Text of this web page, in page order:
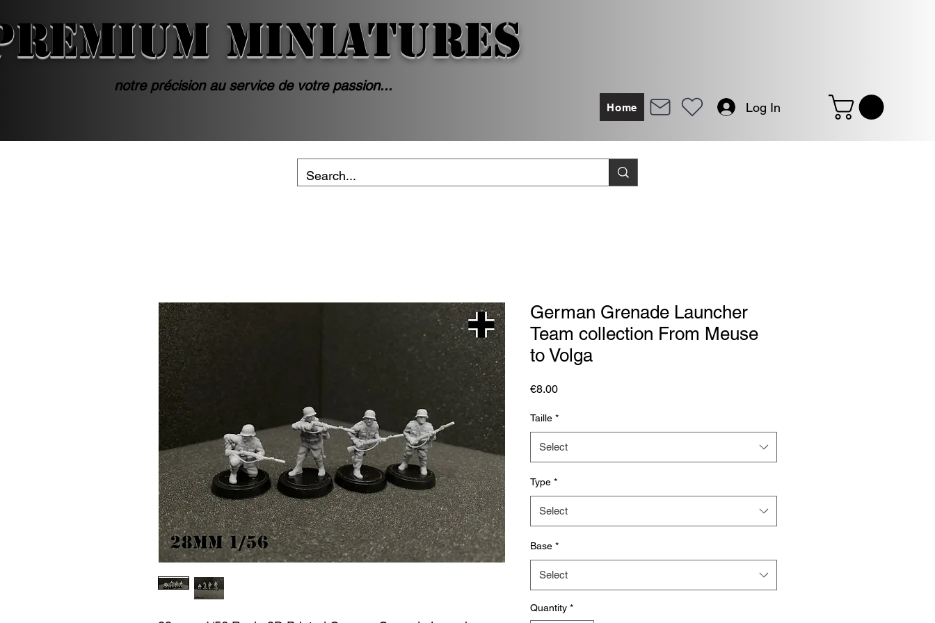
MINIATURES
notre précision au service de votre passion...
Home Log In
German Grenade Launcher
Team collection From Meuse
to Volga
€8.00Price
Taille *
Select
Type *
Select
Base *
Select
Quantity *